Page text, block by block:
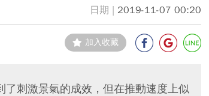
2019-11-07 00:20
加入收藏
刺激景氣的成效，但在推動速度上似